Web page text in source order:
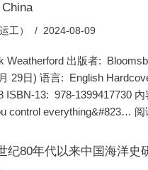
工） 2024-08-09
出版者‏: ‎ Bloomsbury Continuum
29日) 语言: ‎ English
ISBN-13: ‎ 978-1399417730
control everything&#823… 阅
纪80年代以来中国海洋史